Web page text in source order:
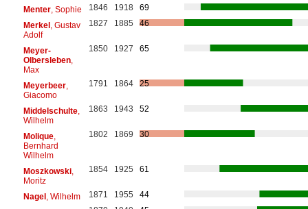
Menter, Sophie 1846 1918
69
Merkel , Gustav
Adolf
1827 1885 46
Meyer-
Olbersleben,
Max
1850 1927 65
Meyerbeer,
Giacomo
1791 1864 25
Middelschulte,
Wilhelm
1863 1943 52
Molique,
Bernhard
Wilhelm
1802 1869 30
Moszkowski,
Moritz
1854 1925 61
Nagel , Wilhelm 1871 1955
44